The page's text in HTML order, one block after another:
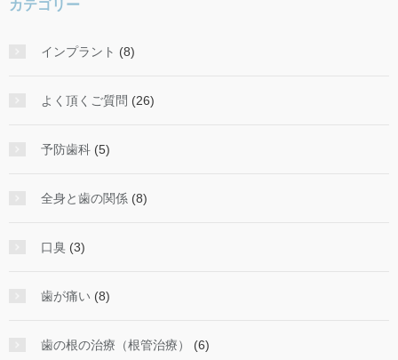
カテゴリー
インプラント (8)
よく頂くご質問 (26)
予防歯科 (5)
全身と歯の関係 (8)
口臭 (3)
歯が痛い (8)
歯の根の治療（根管治療） (6)